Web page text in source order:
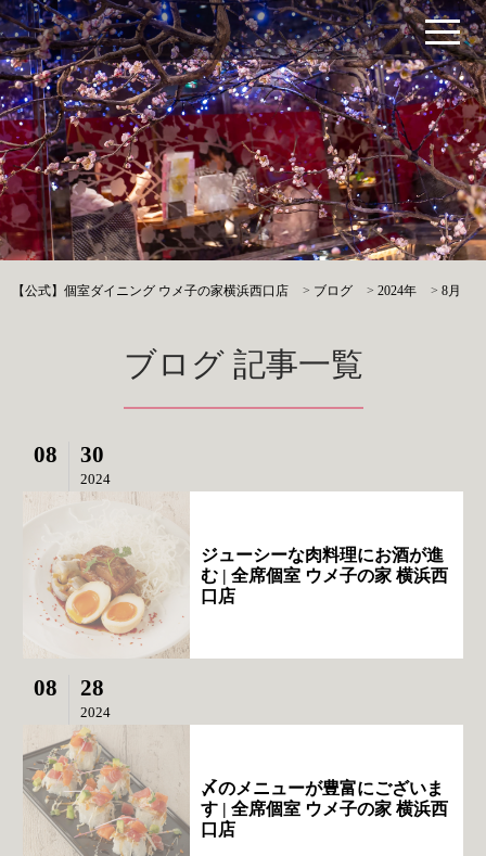
【公式】個室ダイニング ウメ子の家横浜西口店 > ブログ >2024年 >8月
ブログ 記事一覧
08 30
2024
ジューシーな肉料理にお酒が進
む | 全席個室 ウメ子の家 横浜西
口店
08 28
2024
〆のメニューが豊富にございま
す | 全席個室 ウメ子の家 横浜西
口店